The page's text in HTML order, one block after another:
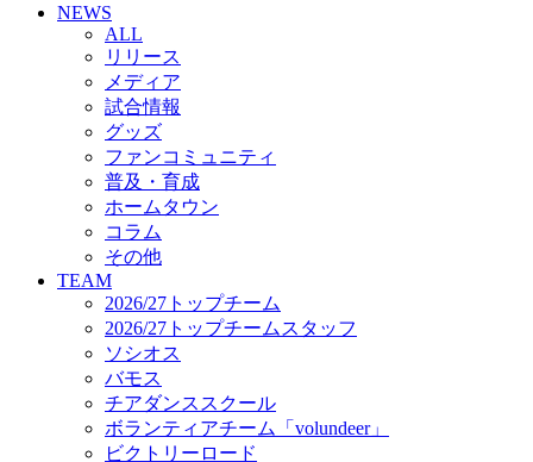
ボランティアチーム「volundeer」
ビクトリーロード
HOMEGAME
観戦ルール＆マナー
ホームゲーム運営管理規定
Jリーグ運営管理規定
写真・動画使用ガイドライン
ロートフィールド奈良
SCHEDULE
2026/27
練習見学時のファンサービスについて
TICKET
奈良クラブ明治安田J3リーグ2026/27シーズン試
合観戦チケット
奈良クラブ明治安田Ｊ3リーグ 2026/27シーズン
「鹿パス」
観戦ルール＆マナー
FANCOMMUNITY
2026/27ファンコミュニティ
NEWS
ALL
リリース
メディア
試合情報
グッズ
ファンコミュニティ
普及・育成
ホームタウン
コラム
その他
TEAM
2026/27トップチーム
2026/27トップチームスタッフ
ソシオス
バモス
チアダンススクール
ボランティアチーム「volundeer」
ビクトリーロード